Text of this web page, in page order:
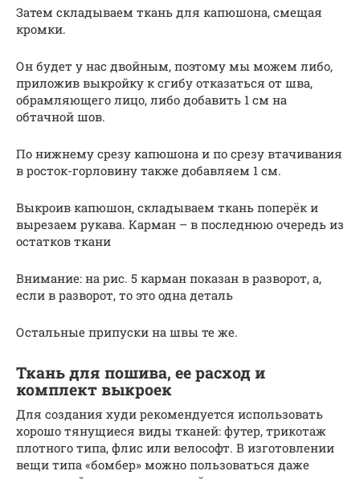
Затем складываем ткань для капюшона, смещая
кромки.
Он будет у нас двойным, поэтому мы можем либо,
приложив выкройку к сгибу отказаться от шва,
обрамляющего лицо, либо добавить 1 см на
обтачной шов.
По нижнему срезу капюшона и по срезу втачивания
в росток-горловину также добавляем 1 см.
Выкроив капюшон, складываем ткань поперёк и
вырезаем рукава. Карман – в последнюю очередь из
остатков ткани
Внимание: на рис. 5 карман показан в разворот, а,
если в разворот, то это одна деталь
Остальные припуски на швы те же.
Ткань для пошива, ее расход и
комплект выкроек
Для создания худи рекомендуется использовать
хорошо тянущиеся виды тканей: футер, трикотаж
плотного типа, флис или велософт. В изготовлении
вещи типа «бомбер» можно пользоваться даже